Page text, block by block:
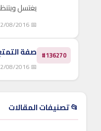
يغتسل
ولحيته ،
الرجل ملابس
📅 02/08/2016
#136270 صفة
📅 02/08/2016
📂 تصنيفات المقالات